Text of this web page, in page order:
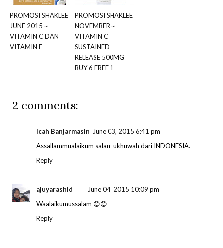
PROMOSI SHAKLEE
JUNE 2015 ~
VITAMIN C DAN
VITAMIN E
PROMOSI SHAKLEE
NOVEMBER ~
VITAMIN C
SUSTAINED
RELEASE 500MG
BUY 6 FREE 1
2 comments:
Icah Banjarmasin
June 03, 2015 6:41 pm
Assallammualaikum salam ukhuwah dari INDONESIA.
Reply
ajuyarashid
June 04, 2015 10:09 pm
Waalaikumussalam 😊😊
Reply